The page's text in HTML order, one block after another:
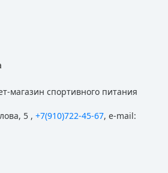
магазин спортивного питания
5 , +7(910)722-45-67, e-mail: